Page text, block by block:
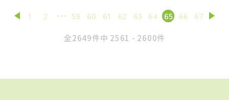
1 2 59 60 61 62 63 64 65 66 67
全2649件中 2561 - 2600件